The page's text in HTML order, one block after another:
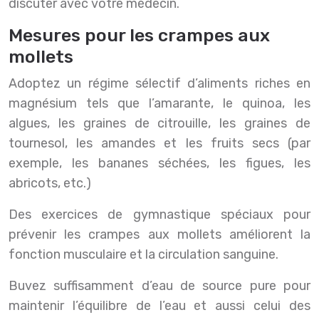
discuter avec votre médecin.
Mesures pour les crampes aux
mollets
Adoptez un régime sélectif d’aliments riches en
magnésium tels que l’amarante, le quinoa, les
algues, les graines de citrouille, les graines de
tournesol, les amandes et les fruits secs (par
exemple, les bananes séchées, les figues, les
abricots, etc.)
Des exercices de gymnastique spéciaux pour
prévenir les crampes aux mollets améliorent la
fonction musculaire et la circulation sanguine.
Buvez suffisamment d’eau de source pure pour
maintenir l’équilibre de l’eau et aussi celui des